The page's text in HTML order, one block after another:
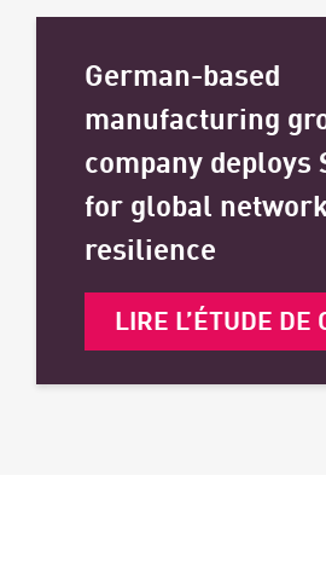
German-based
manufacturing
company deploys
for global
resilience
LIRE L’ÉTUDE DE